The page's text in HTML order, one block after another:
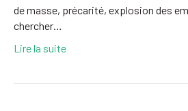
de masse, précarité, explosion des
chercher…
Lire la suite